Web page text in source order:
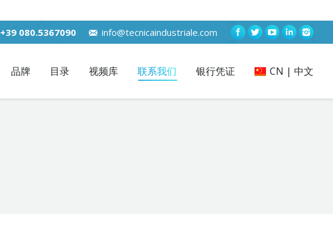
+39 080.5367090 info@tecnicaindustriale.com
品牌 目录 视频库 联系我们 银行凭证 CN | 中文